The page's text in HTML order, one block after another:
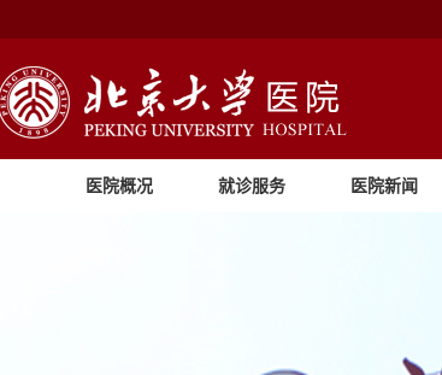
医院概况 就诊服务 医院新闻